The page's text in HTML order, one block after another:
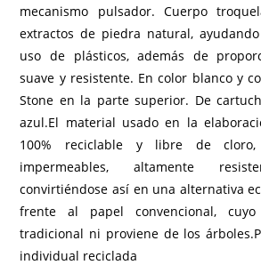
mecanismo pulsador. Cuerpo
extractos de piedra natural,
uso de plásticos, además de
suave y resistente. En color blanco y
Stone en la parte superior. De
azul.El material usado en la
100% reciclable y libre de cloro,
impermeables, altamente
convirtiéndose así en una alternativa
frente al papel convencional,
tradicional ni proviene de los
individual reciclada